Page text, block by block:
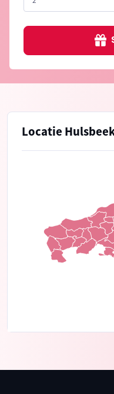
Locatie